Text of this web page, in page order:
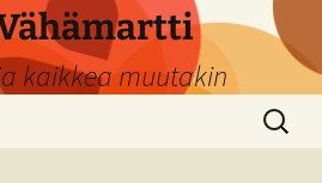
kaikkea muutakin
Haku: